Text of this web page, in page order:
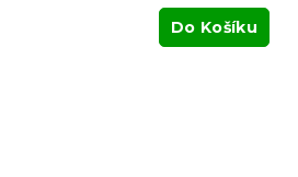
Do Košíku